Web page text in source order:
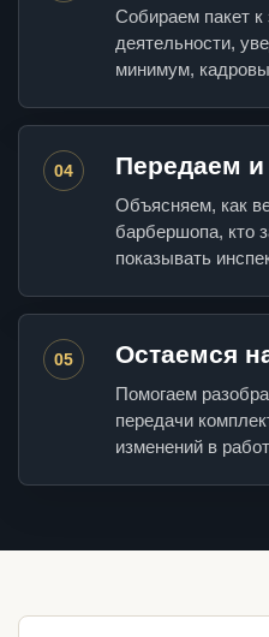
Собираем пакет к
деятельности,
минимум,
04 Передаем
Объясняем, как
барбершопа, кто
показывать
05 Остаемся
Помогаем
передачи
изменений в